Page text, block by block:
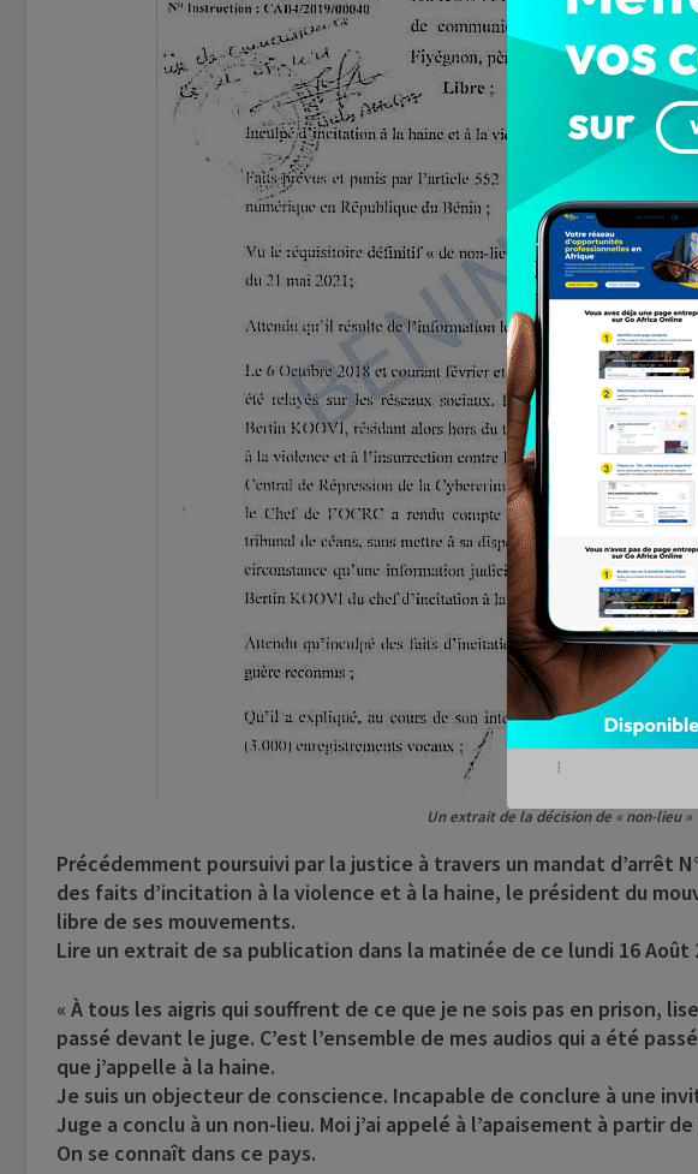
Un extrait de la décision de « non-lieu »
Précédemment poursuivi par la justice à travers un mandat d’arrêt
des faits d’incitation à la violence et à la haine, le président du
libre de ses mouvements.
Lire un extrait de sa publication dans la matinée de ce lundi 16 Août
« À tous les aigris qui souffrent de ce que je ne sois pas en prison,
passé devant le juge. C’est l’ensemble de mes audios qui a été
que j’appelle à la haine.
Je suis un objecteur de conscience. Incapable de conclure à une
Juge a conclu à un non-lieu. Moi j’ai appelé à l’apaisement à partir de
On se connaît dans ce pays.